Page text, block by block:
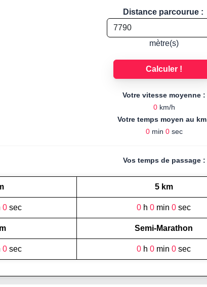
Distance parcourue :
mètre(s)
Calculer !
Votre vitesse moyenne :
0km/h
Votre temps moyen au
0min 0sec
Vos temps de passage :
5 km
0 sec 0 h 0 min 0 sec
Semi-Marathon
0 sec 0 h 0 min 0 sec